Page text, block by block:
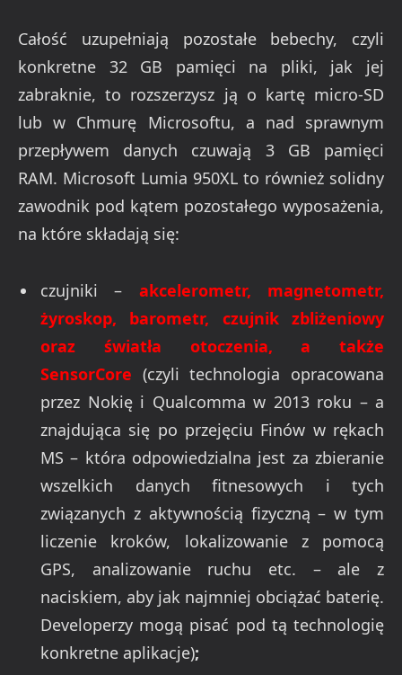
Całość uzupełniają pozostałe bebechy, czyli
konkretne 32 GB pamięci na pliki, jak jej
zabraknie, to rozszerzysz ją o kartę micro-SD
lub w Chmurę Microsoftu, a nad sprawnym
przepływem danych czuwają 3 GB pamięci
RAM. Microsoft Lumia 950XL to również solidny
zawodnik pod kątem pozostałego wyposażenia,
na które składają się:
czujniki – akcelerometr, magnetometr,
żyroskop, barometr, czujnik zbliżeniowy
oraz światła otoczenia, a także
SensorCore (czyli technologia opracowana
przez Nokię i Qualcomma w 2013 roku – a
znajdująca się po przejęciu Finów w rękach
MS – która odpowiedzialna jest za zbieranie
wszelkich danych fitnesowych i tych
związanych z aktywnością fizyczną – w tym
liczenie kroków, lokalizowanie z pomocą
GPS, analizowanie ruchu etc. – ale z
naciskiem, aby jak najmniej obciążać baterię.
Developerzy mogą pisać pod tą technologię
konkretne aplikacje);